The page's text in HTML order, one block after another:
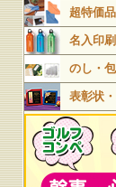
超特価品
名入印
のし・
表彰状